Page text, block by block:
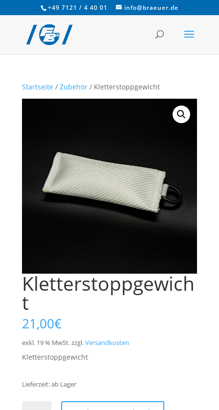
+49 7121 / 4 40 01 info@braeuer.de
Startseite / Zubehör/ Kletterstoppgewicht
Kletterstoppgewich
t
21,00€
exkl. 19 % MwSt.zzgl.Versandkosten
Kletterstoppgewicht
Lieferzeit:ab Lager